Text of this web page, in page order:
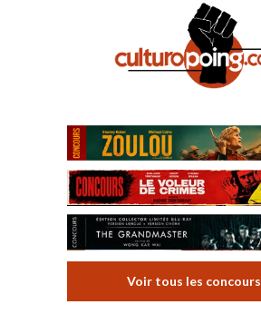
Voir tous les concours